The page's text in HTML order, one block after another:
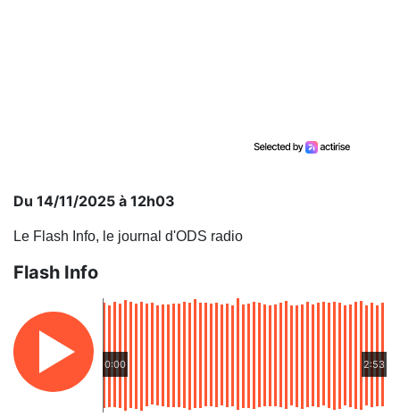
Du 14/11/2025 à 12h03
Le Flash Info, le journal d'ODS radio
Flash Info
0:00 2:53